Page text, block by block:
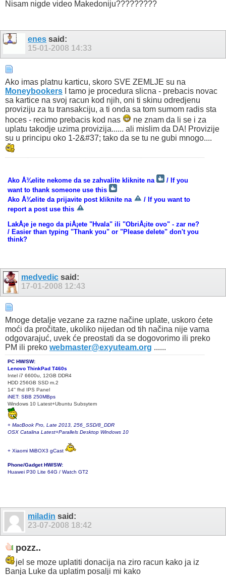
Nisam nigde video Makedoniju?????????
enes said:
15-01-2008 14:33
Ako imas platnu karticu, skoro SVE ZEMLJE su na
Moneybookers I tamo je procedura slicna - prebacis novac
sa kartice na svoj racun kod njih, oni ti skinu odredjenu
proviziju za tu transakciju, a ti onda sa tom sumom radis sta
hoces - recimo prebacis kod nas
ne znam da li se i za
uplatu takodje uzima provizija...... ali mislim da DA! Provizije
su u principu oko 1-2&#37; tako da se tu ne gubi mnogo....
Ako Å¾elite nekome da se zahvalite kliknite na
/ If you
want to thank someone use this
Ako Å¾elite da prijavite post kliknite na
/ If you want to
report a post use this
LakÅ¡e je nego da piÅ¡ete "Hvala" ili "ObriÅ¡ite ovo" - zar ne?
/ Easier than typing "Thank you" or "Please delete" don't you
think?
medvedicsaid:
17-01-2008 12:43
Mnoge detalje vezane za razne načine uplate, uskoro ćete
moći da pročitate, ukoliko nijedan od tih načina nije vama
odgovarajuć, uvek će preostati da se dogovorimo ili preko
PM ili preko webmaster@exyuteam.org ......
PC HW/SW:
Lenovo ThinkPad T460s
Intel i7 6600u, 12GB DDR4
HDD 256GB SSD m.2
14'' fhd IPS Panel
iNET: SBB 250MBps
Windows 10 Latest+Ubuntu Subsytem
+ MacBook Pro, Late 2013, 256_SSD/8_DDR
OSX Catalina Latest+Parallels Desktop Windows 10
+ Xiaomi MiBOX3 gCast
Phone/Gadget HW/SW:
Huawei P30 Lite 64G / Watch GT2
miladin said:
23-07-2008 18:42
pozz..
jel se moze uplatiti donacija na ziro racun kako ja iz
Banja Luke da uplatim posalji mi kako